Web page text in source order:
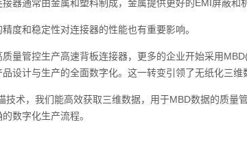
通常由金属和塑料制成，金属提供更好的EMI屏蔽和
和稳定性对连接器的性能也有重要影响。
管控生产高速背板连接器，更多的企业开始采用
设计与生产的全面数字化。这一转变引领了无纸化三维
术，我们能高效获取三维数据，用于MBD数据的质量
数字化生产流程。